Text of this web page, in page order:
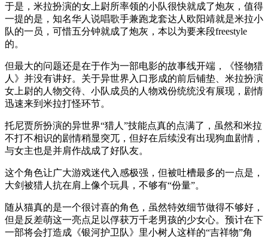
于是，米拉扮演的女上尉所率领的小队很快就成了炮灰，值得
一提的是，知名华人说唱歌手兼跑龙套达人欧阳靖就是米拉小
队的一员，可惜五分钟就成了炮灰，本以为要来段freestyle
的。
但最大的问题还是在于作为一部电影的故事线开端，《怪物猎
人》并没有讲好。关于异世界入口形成的前后铺垫、米拉扮演
女上尉的人物交待、小队成员的人物戏份统统没有展现，剧情
迅速来到米拉打怪环节。
托尼贾所扮演的异世界“猎人”技能点真的点满了，虽然和米拉
不打不相识的剧情稍显突兀，但好在后续没有出现狗血剧情，
与女主也是并肩作战成了好队友。
这个角色让广大游戏迷代入感极强，但被吐槽最多的一点是，
大剑被猎人抗在肩上像个玩具，不够有“份量”。
随从猫真的是一个很讨喜的角色，虽然特效细节做得不够好，
但是反差萌这一亮点足以俘获万千老男孩的少女心。预计在下
一部将会打造成《银河护卫队》里小树人这样的“吉祥物”角